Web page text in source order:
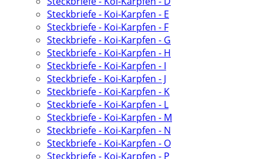
Steckbriefe - Koi-Karpfen - E
Steckbriefe - Koi-Karpfen - F
Steckbriefe - Koi-Karpfen - G
Steckbriefe - Koi-Karpfen - H
Steckbriefe - Koi-Karpfen - I
Steckbriefe - Koi-Karpfen - J
Steckbriefe - Koi-Karpfen - K
Steckbriefe - Koi-Karpfen - L
Steckbriefe - Koi-Karpfen - M
Steckbriefe - Koi-Karpfen - N
Steckbriefe - Koi-Karpfen - O
Steckbriefe - Koi-Karpfen - P